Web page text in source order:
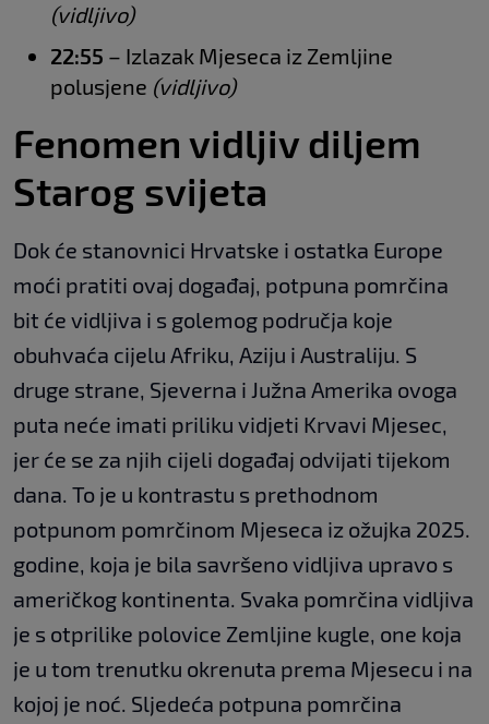
(vidljivo)
22:55 – Izlazak Mjeseca iz Zemljine
polusjene (vidljivo)
Fenomen vidljiv diljem
Starog svijeta
Dok će stanovnici Hrvatske i ostatka Europe
moći pratiti ovaj događaj, potpuna pomrčina
bit će vidljiva i s golemog područja koje
obuhvaća cijelu Afriku, Aziju i Australiju. S
druge strane, Sjeverna i Južna Amerika ovoga
puta neće imati priliku vidjeti Krvavi Mjesec,
jer će se za njih cijeli događaj odvijati tijekom
dana. To je u kontrastu s prethodnom
potpunom pomrčinom Mjeseca iz ožujka 2025.
godine, koja je bila savršeno vidljiva upravo s
američkog kontinenta. Svaka pomrčina vidljiva
je s otprilike polovice Zemljine kugle, one koja
je u tom trenutku okrenuta prema Mjesecu i na
kojoj je noć. Sljedeća potpuna pomrčina